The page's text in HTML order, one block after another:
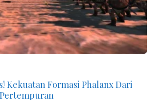
Kekuatan Formasi Phalanx Dari